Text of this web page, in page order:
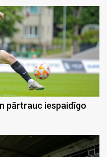
pārtrauc iespaidīgo